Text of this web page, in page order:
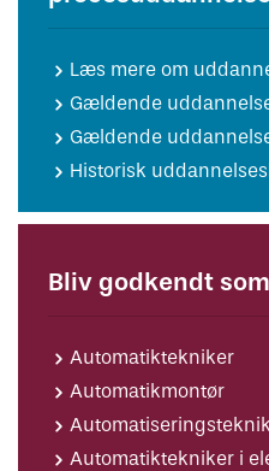
Læs mere om
Gældende
Gældende
Historisk
Bliv godkendt
Automatiktekniker
Automatikmontør
Automatiktekniker i